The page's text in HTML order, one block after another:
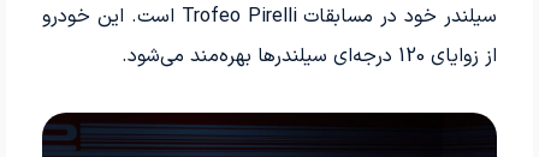
سیلندر خود در مسابقات Trofeo Pirelli است. این خودرو
از زوایای 120 درجه‌ای سیلندرها بهره‌مند می‌شود.